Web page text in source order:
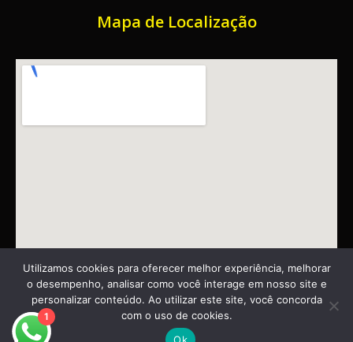
o
k
r
a
Mapa de Localização
Bil’s Cinema e Vídeo
1
Utilizamos cookies para oferecer melhor experiência, melhorar
o desempenho, analisar como você interage em nosso site e
personalizar conteúdo. Ao utilizar este site, você concorda
com o uso de cookies.
Ok